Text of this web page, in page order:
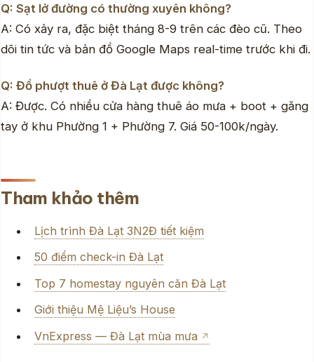
Q: Sạt lở đường có thường xuyên không?
A: Có xảy ra, đặc biệt tháng 8-9 trên các đèo cũ. Theo
dõi tin tức và bản đồ Google Maps real-time trước khi đi.
Q: Đồ phượt thuê ở Đà Lạt được không?
A: Được. Có nhiều cửa hàng thuê áo mưa + boot + găng
tay ở khu Phường 1 + Phường 7. Giá 50-100k/ngày.
Tham khảo thêm
Lịch trình Đà Lạt 3N2Đ tiết kiệm
50 điểm check-in Đà Lạt
Top 7 homestay nguyên căn Đà Lạt
Giới thiệu Mệ Liệu’s House
VnExpress — Đà Lạt mùa mưa